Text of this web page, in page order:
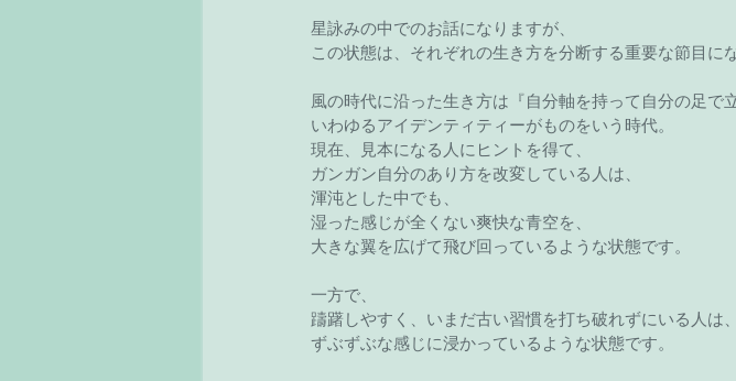
星詠みの中でのお話になりますが、
この状態は、それぞれの生き方を分断する重要な節目に
風の時代に沿った生き方は『自分軸を持って自分の足で
いわゆるアイデンティティーがものをいう時代。
現在、見本になる人にヒントを得て、
ガンガン自分のあり方を改変している人は、
渾沌とした中でも、
湿った感じが全くない爽快な青空を、
大きな翼を広げて飛び回っているような状態です。
一方で、
躊躇しやすく、いまだ古い習慣を打ち破れずにいる人は、
ずぶずぶな感じに浸かっているような状態です。